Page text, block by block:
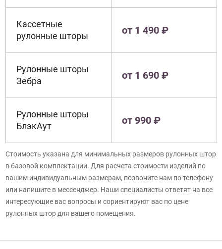
Кассетные
рулонные шторы
от 1 490 ₽
Рулонные шторы
Зебра
от 1 690 ₽
Рулонные шторы
БлэкАут
от 990 ₽
Стоимость указана для минимальных размеров рулонных штор
в базовой комплектации. Для расчета стоимости изделий по
вашим индивидуальным размерам, позвоните нам по телефону
или напишите в мессенджер. Наши специалисты ответят на все
интересующие вас вопросы и сориентируют вас по цене
рулонных штор для вашего помещения.